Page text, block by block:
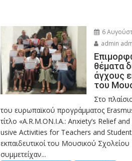
6
admin
θέματα
άγχους
του
Στο
του ευρωπαϊκού προγράμματος
τίτλο «A.R.M.ON.I.A.: Anxiety’s Relief
usive Activities for Teachers and
εκπαιδευτικοί του Μουσικού Σχολείου
συμμετείχαν...